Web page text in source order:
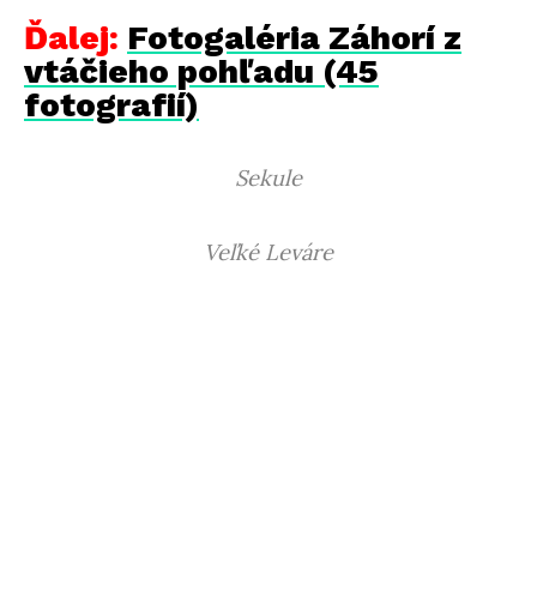
Ďalej: Fotogaléria Záhorí z
vtáčieho pohľadu (45
fotografií)
Sekule
Veľké Leváre